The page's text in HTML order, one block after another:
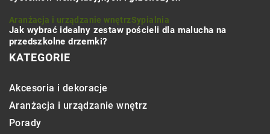
Aranżacja i urządzanie wnętrzSypialnia
Jak wybrać idealny zestaw pościeli dla malucha na
przedszkolne drzemki?
KATEGORIE
Akcesoria i dekoracje
Aranżacja i urządzanie wnętrz
Porady